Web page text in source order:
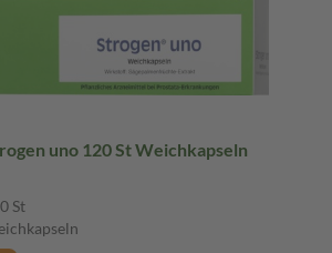
uno 120 St Weichkapseln
St